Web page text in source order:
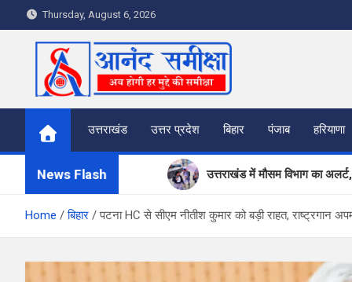
k
o
Thursday, August 6, 2026
उत्तराखंड उत्तर प्रदेश बिहार पंजाब हरियाणा
News Flash उत्तराखंड में मौसम विभाग का
मुख्य निर्वाचन अधिकारी ने लिया
Home बिहार पटना HC से सीएम नीतीश कुमार को बड़ी राहत, राष्ट्रगान